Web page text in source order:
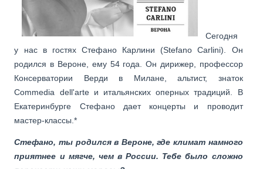
Сегодня
у нас в гостях Стефано Карлини (Stefano Carlini). Он
родился в Вероне, ему 54 года. Он дирижер, профессор
Консерватории Верди в Милане, альтист, знаток
Commedia dell'arte и итальянских оперных традиций. В
Екатеринбурге Стефано дает концерты и проводит
мастер-классы.*
Стефано, ты родился в Вероне, где климат намного
приятнее и мягче, чем в России. Тебе было сложно